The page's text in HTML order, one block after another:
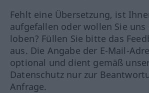
Fehlt eine Übersetzung, ist
aufgefallen oder wollen Sie uns
loben? Füllen Sie bitte das
aus. Die Angabe der E-Mail-
optional und dient gemäß
Datenschutz nur zur
Anfrage.